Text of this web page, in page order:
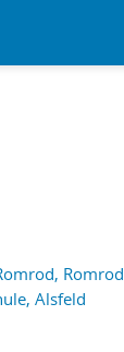
Romrod
Alsfeld